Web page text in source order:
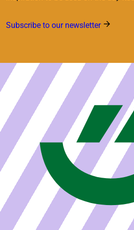
Subscribe to our newsletter